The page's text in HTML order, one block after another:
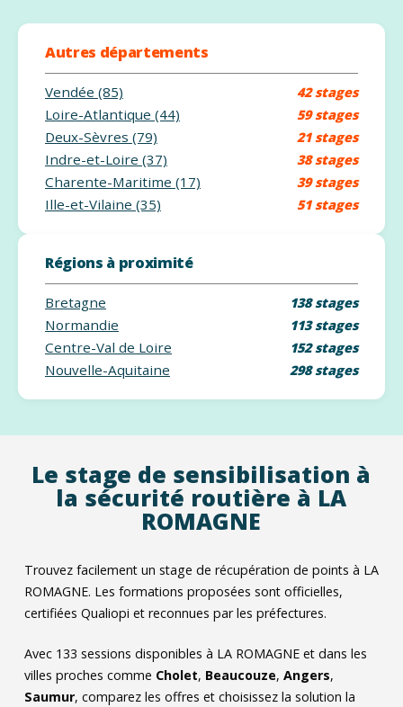
Autres départements
Vendée (85) 42 stages
Loire-Atlantique (44) 59 stages
Deux-Sèvres (79) 21 stages
Indre-et-Loire (37) 38 stages
Charente-Maritime (17) 39 stages
Ille-et-Vilaine (35) 51 stages
Régions à proximité
Bretagne 138 stages
Normandie 113 stages
Centre-Val de Loire 152 stages
Nouvelle-Aquitaine 298 stages
Le stage de sensibilisation à
la sécurité routière à LA
ROMAGNE
Trouvez facilement un stage de récupération de points à LA
ROMAGNE. Les formations proposées sont officielles,
certifiées Qualiopi et reconnues par les préfectures.
Avec 133 sessions disponibles à LA ROMAGNE et dans les
villes proches comme Cholet, Beaucouze, Angers,
Saumur, comparez les offres et choisissez la solution la